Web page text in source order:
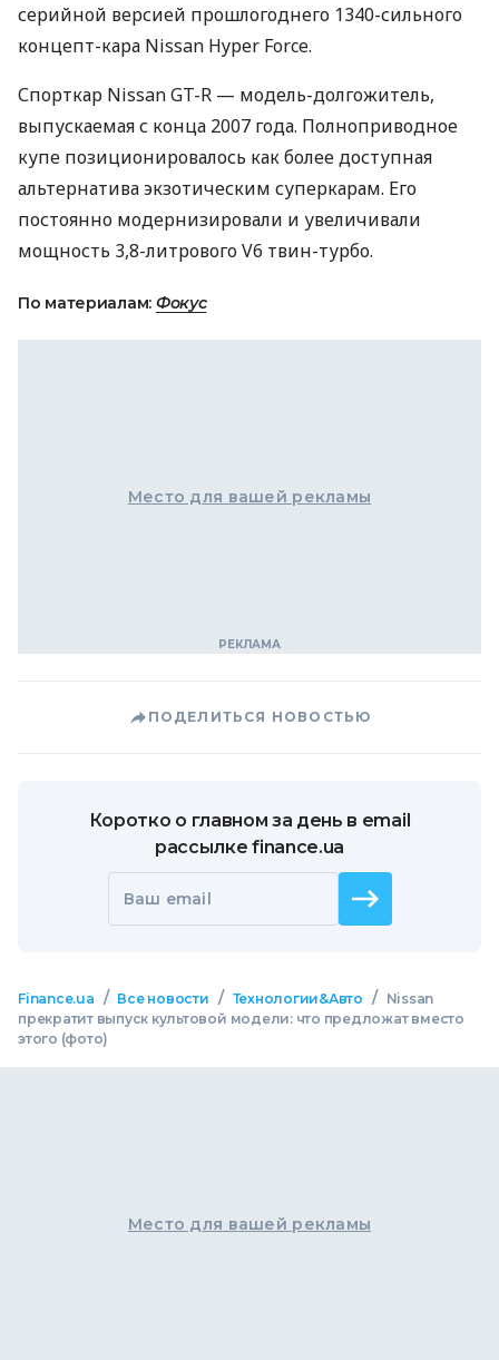
серийной версией прошлогоднего 1340-сильного
концепт-кара Nissan Hyper Force.
Спорткар Nissan GT-R — модель-долгожитель,
выпускаемая с конца 2007 года. Полноприводное
купе позиционировалось как более доступная
альтернатива экзотическим суперкарам. Его
постоянно модернизировали и увеличивали
мощность 3,8-литрового V6 твин-турбо.
По материалам: Фокус
Место для вашей рекламы
ПОДЕЛИТЬСЯ НОВОСТЬЮ
Коротко о главном за день в email
рассылке finance.ua
Ваш email
Finance.ua / Все новости / Технологии&Авто /
Nissan
прекратит выпуск культовой модели: что предложат вместо
этого (фото)
Место для вашей рекламы